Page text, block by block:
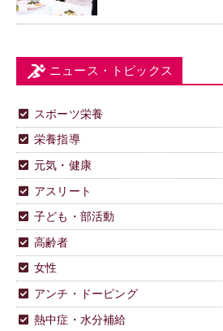
ニュース・トピックス
スポーツ栄養
栄養指導
元気・健康
アスリート
子ども・部活動
高齢者
女性
アンチ・ドーピング
熱中症・水分補給